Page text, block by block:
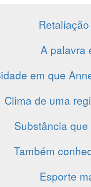
A palavra
em que
Clima de uma
Substância
Também
Esporte